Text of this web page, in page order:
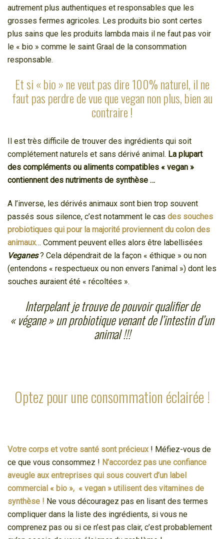
autrement plus authentiques et responsables que les
grosses fermes agricoles. Les produits bio sont certes
plus sains que les produits lambda mais il ne faut pas voir
le « bio » comme le saint Graal de la consommation
responsable.
Et si « bio » ne veut pas dire 100% naturel, il ne
faut pas perdre de vue que vegan non plus, bien au
contraire !
Il est très difficile de trouver des ingrédients qui soit
complétement naturels et sans dérivé animal. La plupart
des compléments ou aliments compatibles « vegan »
contiennent des nutriments de synthèse …
A l’inverse, les dérivés animaux sont bien trop souvent
passés sous silence, c’est notamment le cas des souches
probiotiques qui pour la majorité proviennent du colon des
animaux… Comment peuvent elles alors être labellisées
Veganes? Cela dépendrait de la façon « éthique » ou non
(entendons « respectueux ou non envers l’animal ») dont les
souches auraient été « récoltées ».
Interpelant je trouve de pouvoir qualifier de
« végane » un probiotique venant de l’intestin d’un
animal !!!
Optez pour une consommation éclairée !
Votre corps et votre santé sont précieux ! Méfiez-vous de
ce que vous consommez ! N’accordez pas une confiance
aveugle aux entreprises qui sous couvert d’un label
commercial « bio », « vegan » utilisent des vitamines de
synthèse ! Ne vous découragez pas en lisant des termes
compliquer dans la liste des ingrédients, si vous ne
comprenez pas ou si ce n’est pas clair, c’est probablement